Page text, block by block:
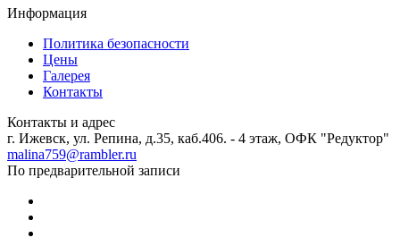
Информация
Политика безопасности
Цены
Галерея
Контакты
Контакты и адрес
г. Ижевск, ул. Репина, д.35, каб.406. - 4 этаж, ОФК "Редуктор"
malina759@rambler.ru
По предварительной записи